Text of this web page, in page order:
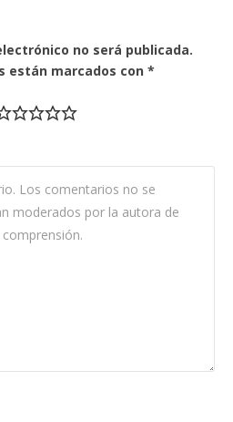
no será publicada.
están marcados con *